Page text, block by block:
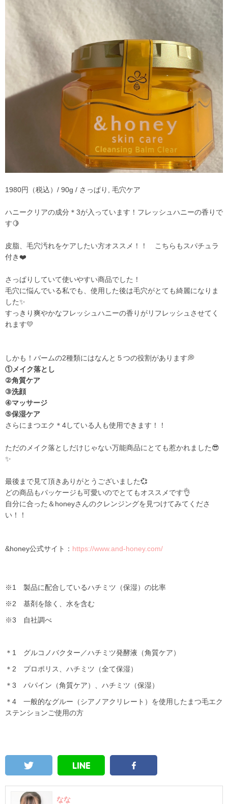
1980円（税込）/ 90g / さっぱり, 毛穴ケア
ハニークリアの成分＊ 3が入っています！フレッシュハニーの香りで
す🍋
皮脂、毛穴汚れをケアしたい方オススメ！！ こちらもスパチュラ
付き❤️
さっぱりしていて使いやすい商品でした！
毛穴に悩んでいる私でも、使用した後は毛穴がとても綺麗になりま
した✨
すっきり爽やかなフレッシュハニーの香りがリフレッシュさせてく
れます💛
しかも！バームの2種類にはなんと５つの役割があります💭
①メイク落とし
②角質ケア
③洗顔
④マッサージ
⑤保湿ケア
さらにまつエク＊ 4している人も使用できます！！
ただのメイク落としだけじゃない万能商品にとても惹かれました😎
✨
最後まで見て頂きありがとうございました💞
どの商品もパッケージも可愛いのでとてもオススメです👌
自分に合った＆honeyさんのクレンジングを見つけてみてくださ
い！！
&honey公式サイト： https://www.and-honey.com/
※1 製品に配合しているハチミツ（保湿）の比率
※2 基剤を除く、水を含む
※3 自社調べ
＊1 グルコノバクター／ハチミツ発酵液 （角質ケア）
＊2 プロポリス、ハチミツ（全て保湿）
＊3 パパイン（角質ケア）、ハチミツ（保湿）
＊4 一般的なグルー（シアノアクリレート）を使用したまつ毛エク
ステンションご使用の方
なな